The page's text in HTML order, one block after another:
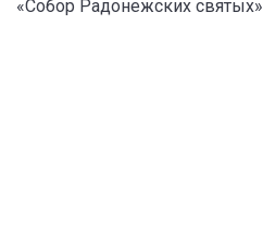
«Собор Радонежских святых»